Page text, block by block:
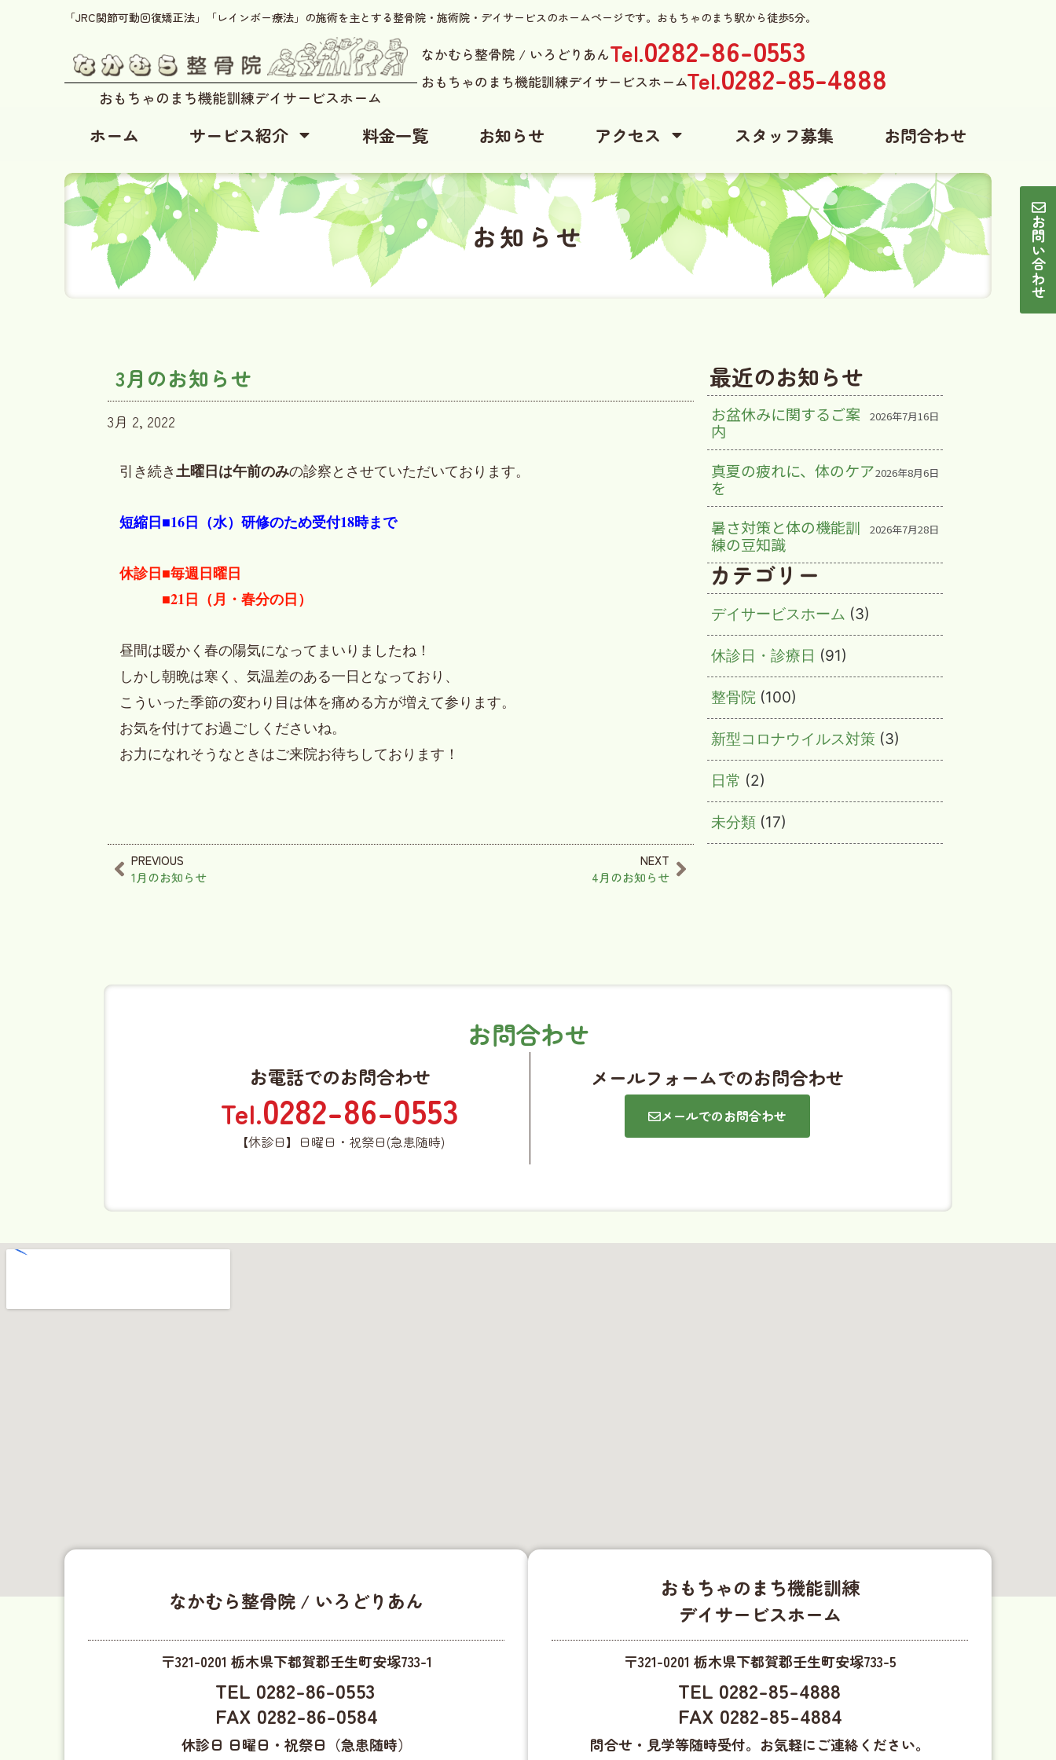
「JRC関節可動回復矯正法」「レインボー療法」の施術を主とする整骨院・施術院・デイサービスのホームページです。おもちゃのまち駅から徒歩5分。
おもちゃのまち機能訓練デイサービスホーム
なかむら整骨院 / いろどりあんTel.0282-86-0553
おもちゃのまち機能訓練デイサービスホームTel.0282-85-4888
ホーム サービス紹介 料金一覧 お知らせ アクセス スタッフ募集 お問合わせ
お問い合わせ
お知らせ
3月のお知らせ
3月 2, 2022
引き続き土曜日は午前のみの診察とさせていただいております。
短縮日■16日（水）研修のため受付18時まで
休診日■毎週日曜日
■21日（月・春分の日）
昼間は暖かく春の陽気になってまいりましたね！
しかし朝晩は寒く、気温差のある一日となっており、
こういった季節の変わり目は体を痛める方が増えて参ります。
お気を付けてお過ごしくださいね。
お力になれそうなときはご来院お待ちしております！
PREVIOUS
1月のお知らせ
NEXT
4月のお知らせ
最近のお知らせ
お盆休みに関するご案
内
2026年7月16日
真夏の疲れに、体のケア
を
2026年8月6日
暑さ対策と体の機能訓
練の豆知識
2026年7月28日
カテゴリー
デイサービスホーム (3)
休診日・診療日 (91)
整骨院 (100)
新型コロナウイルス対策 (3)
日常 (2)
未分類 (17)
お問合わせ
お電話でのお問合わせ
Tel.0282-86-0553
【休診日】日曜日・祝祭日(急患随時)
メールフォームでのお問合わせ
メールでのお問合わせ
なかむら整骨院 / いろどりあん
〒321-0201 栃木県下都賀郡壬生町安塚733-1
TEL 0282-86-0553
FAX 0282-86-0584
休診日 日曜日・祝祭日（急患随時）
おもちゃのまち機能訓練
デイサービスホーム
〒321-0201 栃木県下都賀郡壬生町安塚733-5
TEL 0282-85-4888
FAX 0282-85-4884
問合せ・見学等随時受付。お気軽にご連絡ください。